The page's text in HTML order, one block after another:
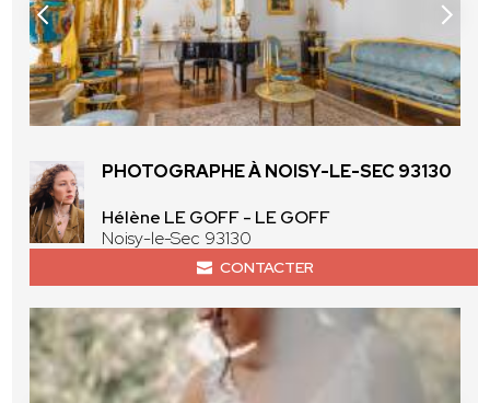
PHOTOGRAPHE À NOISY-LE-SEC 93130
Hélène LE GOFF - LE GOFF
Noisy-le-Sec 93130
CONTACTER